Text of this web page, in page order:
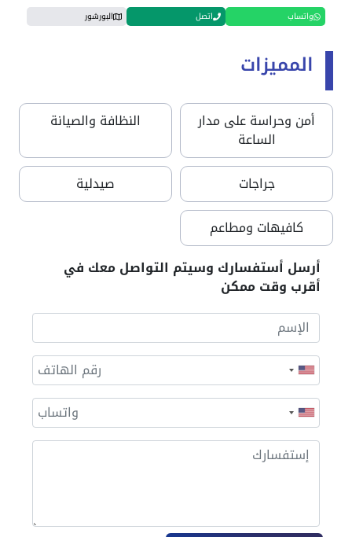
واتساب اتصل البورشور
المميزات
أمن وحراسة على مدار
الساعة
النظافة والصيانة
جراجات
صيدلية
كافيهات ومطاعم
أرسل أستفسارك وسيتم التواصل معك في
أقرب وقت ممكن